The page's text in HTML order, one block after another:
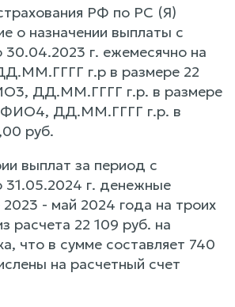
РФ по РС (Я)
о назначении выплаты с
30.04.2023 г. ежемесячно на
г.р в размере 22
ДД.ММ.ГГГГ г.р. в размере
ФИО4, ДД.ММ.ГГГГ г.р. в
руб.
выплат за период с
31.05.2024 г. денежные
- май 2024 года на троих
расчета 22 109 руб. на
что в сумме составляет 740
на расчетный счет